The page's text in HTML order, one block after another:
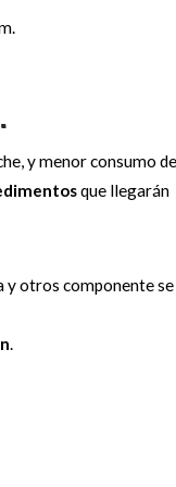
y menor consumo de
que llegarán
y otros componente se
.